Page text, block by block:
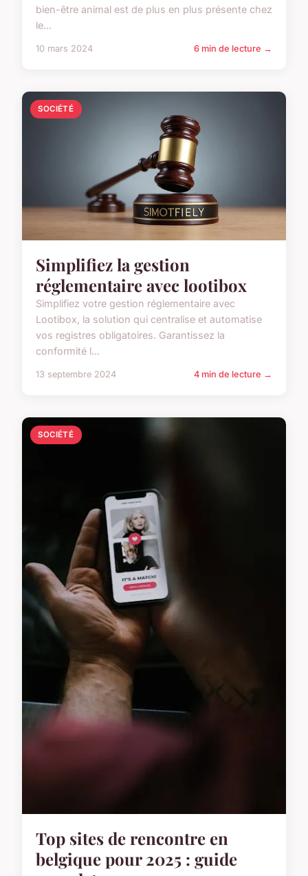
bien-être animal est de plus en plus présente chez
le...
10 mars 2024 6 min de lecture →
SOCIÉTÉ
Simplifiez la gestion
réglementaire avec lootibox
Simplifiez votre gestion réglementaire avec
Lootibox, la solution qui centralise et automatise
vos registres obligatoires. Garantissez la
conformité l...
13 septembre 2024 4 min de lecture →
SOCIÉTÉ
Top sites de rencontre en
belgique pour 2025 : guide